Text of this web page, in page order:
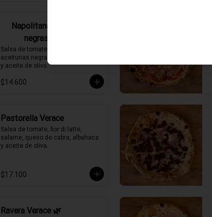
Napolitana (aceitunas
negras) Verace
Salsa de tomate, fior di latte,
aceitunas negras, jamón ahumado
y aceite de oliva.
$14.600
Pastorella Verace
Salsa de tomate, fior di latte,
salame, queso de cabra, albahaca
y aceite de oliva.
$17.100
Ravera Verace 🌿